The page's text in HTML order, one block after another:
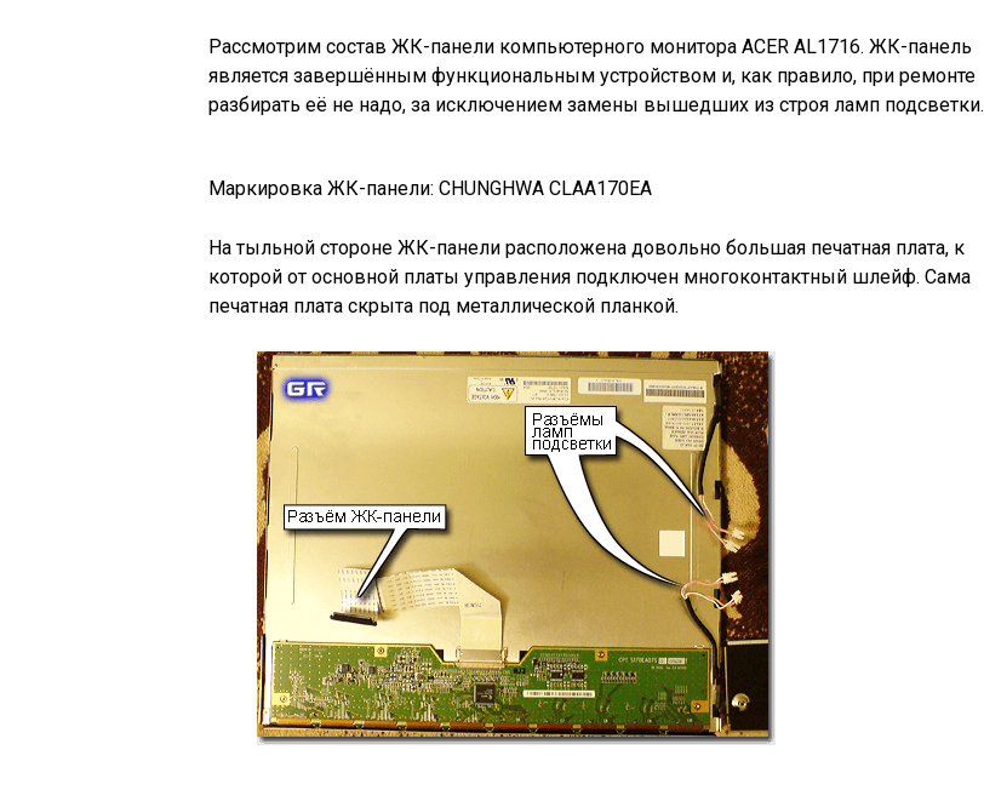
Рассмотрим состав ЖК-панели компьютерного монитора ACER AL1716. ЖК-панель
является завершённым функциональным устройством и, как правило, при ремонте
разбирать её не надо, за исключением замены вышедших из строя ламп подсветки.
Маркировка ЖК-панели: CHUNGHWA CLAA170EA
На тыльной стороне ЖК-панели расположена довольно большая печатная плата, к
которой от основной платы управления подключен многоконтактный шлейф. Сама
печатная плата скрыта под металлической планкой.